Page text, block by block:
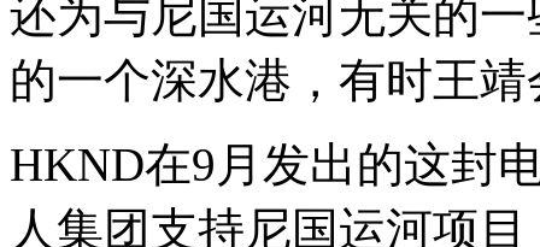
还为与尼国运河无关的
的一个深水港，有时王
HKND在9月发出的这封
人集团支持尼国运河项